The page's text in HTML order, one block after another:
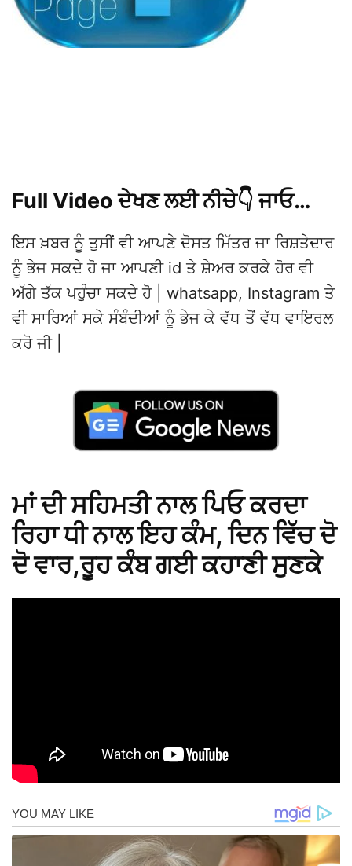
Full Video ਦੇਖਣ ਲਈ ਨੀਚੇ👇 ਜਾਓ…
ਇਸ ਖ਼ਬਰ ਨੂੰ ਤੁਸੀਂ ਵੀ ਆਪਣੇ ਦੋਸਤ ਮਿੱਤਰ ਜਾ ਰਿਸ਼ਤੇਦਾਰ
ਨੂੰ ਭੇਜ ਸਕਦੇ ਹੋ ਜਾ ਆਪਣੀ id ਤੇ ਸ਼ੇਅਰ ਕਰਕੇ ਹੋਰ ਵੀ
ਅੱਗੇ ਤੱਕ ਪਹੁੰਚਾ ਸਕਦੇ ਹੋ | whatsapp, Instagram ਤੇ
ਵੀ ਸਾਰਿਆਂ ਸਕੇ ਸੰਬੰਦੀਆਂ ਨੂੰ ਭੇਜ ਕੇ ਵੱਧ ਤੋਂ ਵੱਧ ਵਾਇਰਲ
ਕਰੋ ਜੀ |
ਮਾਂ ਦੀ ਸਹਿਮਤੀ ਨਾਲ ਪਿਓ ਕਰਦਾ
ਰਿਹਾ ਧੀ ਨਾਲ ਇਹ ਕੰਮ, ਦਿਨ ਵਿੱਚ ਦੋ
ਦੋ ਵਾਰ,ਰੂਹ ਕੰਬ ਗਈ ਕਹਾਣੀ ਸੁਣਕੇ